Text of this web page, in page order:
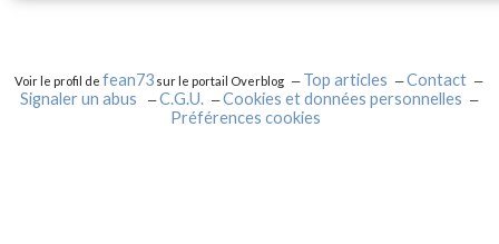
Voir le profil defean73 sur le portail Overblog Top articles
Contact
Signaler un abus
C.G.U.
Cookies et données personnelles
Préférences cookies